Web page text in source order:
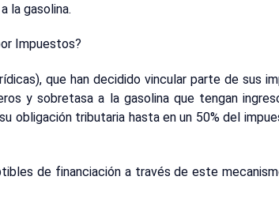
la gasolina.
Impuestos?
que han decidido vincular parte de sus
y sobretasa a la gasolina que tengan
obligación tributaria hasta en un 50% del
de financiación a través de este